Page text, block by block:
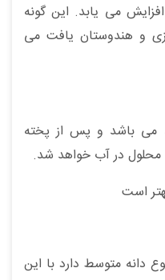
می یابد. این گونه
و هندوستان یافت می
می باشد و پس از پخته
محلول در آب خواهد شد.
دانه متوسط دارد با این